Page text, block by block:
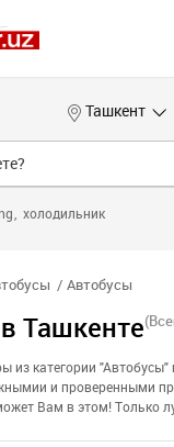
Ташкент
холодильник
Автобусы
Ташкенте
из категории
и проверенными
Вам в этом! Только